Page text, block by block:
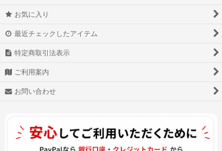
お気に入り
最近チェックしたアイテム
特定商取引法表示
ご利用案内
お問い合わせ